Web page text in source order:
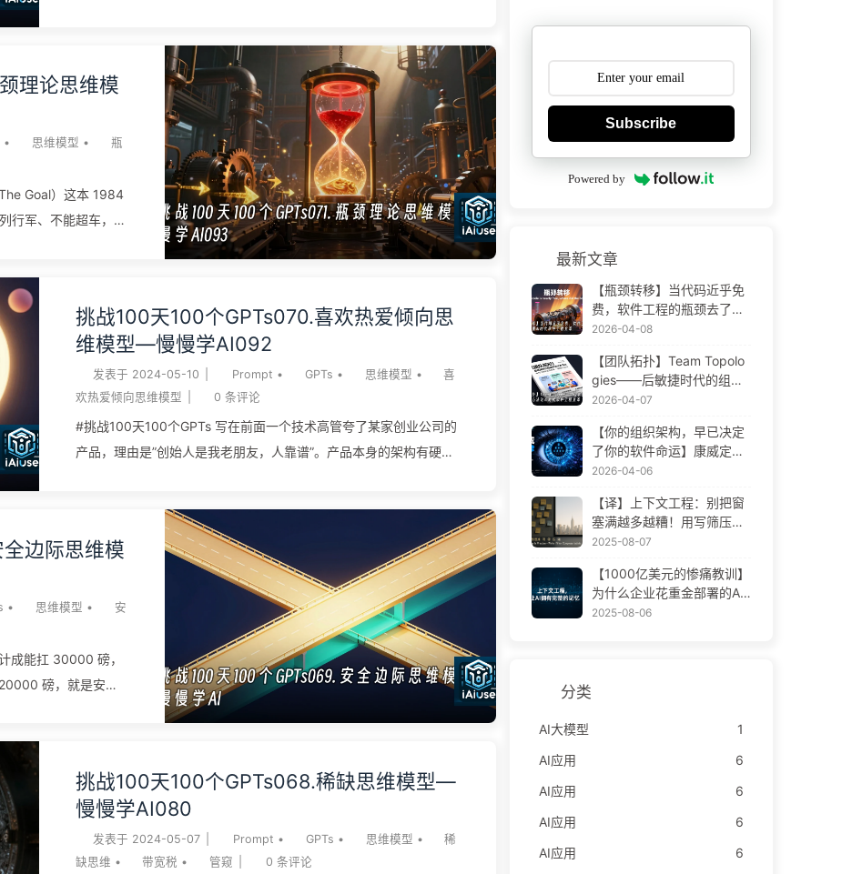
术这条根更深：
出书邀约一起涌来。他做的事没有一件是天才动作，全是别人嫌慢、
嫌没反馈而不愿意做的小动作，但他在别人放弃之后还在做。这是复
利思维最典型的发作姿态：早期看不出区别，中期开始拉开，后期变
成别人追不上的鸿沟。 复利思维模型，看的是”会累加的东西，时间
怎么替你放大”。它从金融的”利滚利”出发，把”今天的小动作会变成
明天的本金”这件事搬到认知、技能、关系、组织能力上。最常被引
用的金句是芒格那句”复利的第一条规矩是无故别打断”，但更值得记
住的是它的边界：这条只对”会累加”的东西成立，对”做完就清零”的
增长率、是不中断。这款 GPT 是个”复利体检陪练”：你给它一个正
在投入的领域，它不替你打鸡血，逼你...
理论思维模
• 思维模型 •
瓶
Goal）这本 1984
行军、不能超车，最
的人，整支队伍立
、搬到任何系统，就
M. Goldratt）创立
核心：任何系统的
堆出库存、不会增加
瓶颈理论思维模
进非瓶颈等于白费。
（《目标》全球销
鼓-缓冲...
挑战100天100个GPTs070.喜欢热爱倾向思
维模型—慢慢学AI092
发表于 2024-05-10 Prompt • GPTs • 思维模型 •
喜
欢热爱倾向思维模型
0 条评论
#挑战100天100个GPTs 写在前面一个技术高管夸了某家创业公司的
产品，理由是”创始人是我老朋友，人靠谱”。产品本身的架构有硬
才承认当初的判断是被感情带过去的。这是查理·芒格讲的”喜欢热爱
倾向”最日常的发作姿态：爱会让人瞎一只眼。 喜欢热爱倾向，芒格
在《The Psychology of Human Misjudgment》25 条心理倾向里把
它列作第 2 条，排得这么靠前不是偶然——它是大多数判断扭曲的起
点。芒格的原话大意是：人会（1）忽略所爱对象的缺点、（2）偏爱
与之相关的人或物、（3）扭曲事实去迁就这份爱。学术侧的光环效
应（Thorndike 1920 提出，Asch 1946 用”热情/冷漠”实验钉死）和
Cialdini《影响力》里的”喜好”原理，讲的是同一条心理——对一个人
而是别因为喜欢一个创始人就忽略了他的生意...
边际思维模
• 思维模型 •
安
成能扛 30000 磅，
磅，就是安全
，最聪明的一批公
支推到 6350 亿到
应的 AI 推理收入增
年转负，
亿美元（详见文
挑战100天100个GPTs068.稀缺思维模型—
慢慢学AI080
发表于 2024-05-07 Prompt • GPTs • 思维模型 •
稀
缺思维 • 带宽税 • 管窥 0 条评论
Subscribe
Powered by
最新文章
【瓶颈转移】当代码近乎免
费，软件工程的瓶颈去了哪
里 AI 时代软件工程变革——
2026-04-08
【团队拓扑】Team Topolo
gies——后敏捷时代的组织
设计方法论 AI 时代软件工程
2026-04-07
【你的组织架构，早已决定
了你的软件命运】康威定律
——被低估了 56 年的管理
——慢慢学AI171
2026-04-06
【译】上下文工程：别把窗
塞满越多越糟！用写筛压隔
四步，警惕投毒干扰混淆冲
学AI170
2025-08-07
【1000亿美元的惨痛教训】
为什么企业花重金部署的AI
助手，总在关键时刻“失
2025-08-06
分类
AI大模型
1
AI应用
6
AI应用
6
AI应用
6
AI应用
6